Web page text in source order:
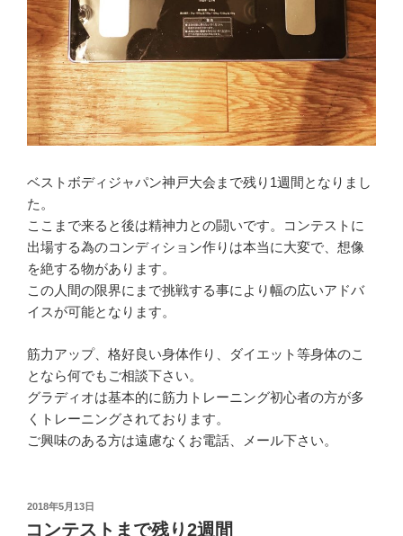
ベストボディジャパン神戸大会まで残り1週間となりまし
た。
ここまで来ると後は精神力との闘いです。コンテストに
出場する為のコンディション作りは本当に大変で、想像
を絶する物があります。
この人間の限界にまで挑戦する事により幅の広いアドバ
イスが可能となります。
筋力アップ、格好良い身体作り、ダイエット等身体のこ
となら何でもご相談下さい。
グラディオは基本的に筋力トレーニング初心者の方が多
くトレーニングされております。
ご興味のある方は遠慮なくお電話、メール下さい。
投
稿
2018年5月13日
コンテストまで残り2週間